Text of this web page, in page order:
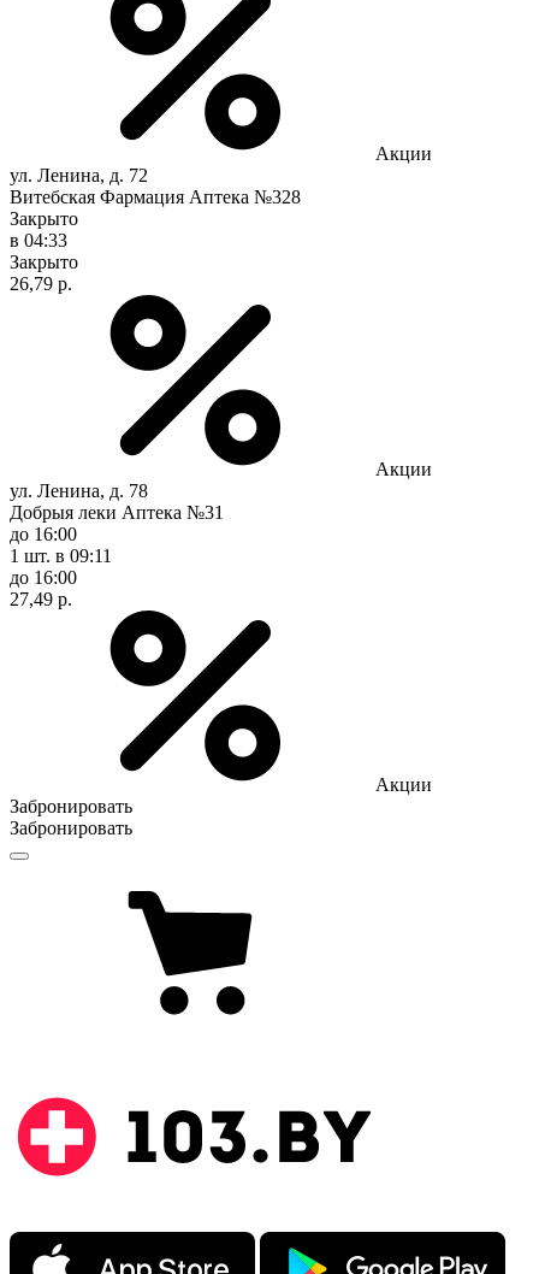
Акции
ул. Ленина, д. 72
Витебская Фармация Аптека №328
Закрыто
в 04:33
Закрыто
26,79 р.
Акции
ул. Ленина, д. 78
Добрыя леки Аптека №31
до 16:00
1 шт. в 09:11
до 16:00
27,49 р.
Акции
Забронировать
Забронировать